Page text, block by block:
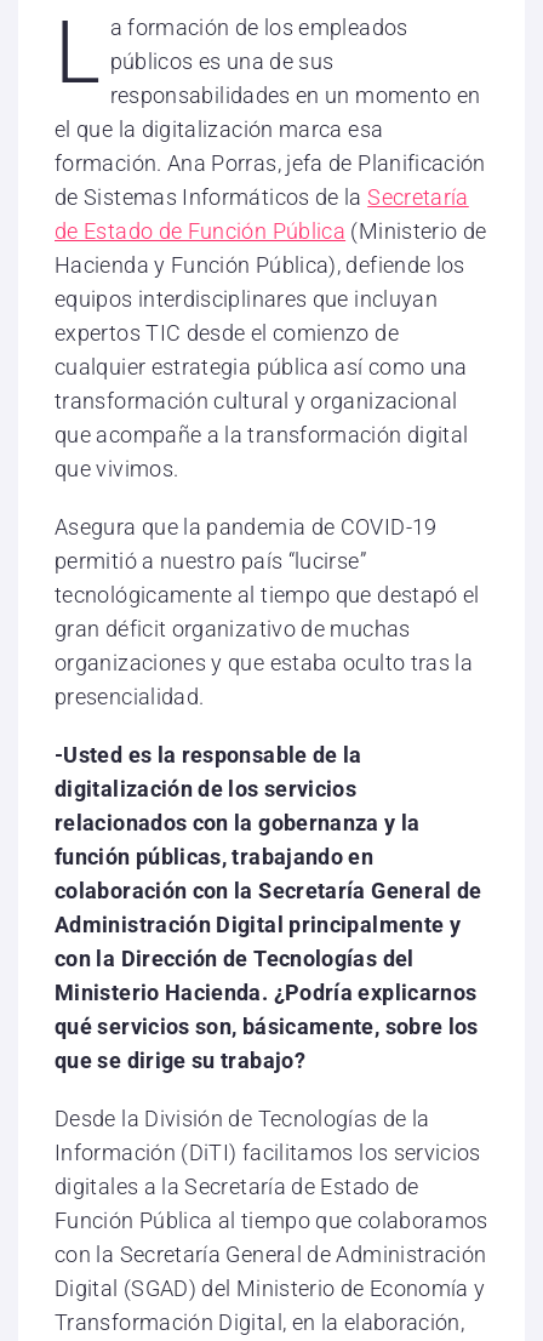
L a formación de los empleados
públicos es una de sus
responsabilidades en un momento en
el que la digitalización marca esa
formación. Ana Porras, jefa de Planificación
de Sistemas Informáticos de laSecretaría
de Estado de Función Pública (Ministerio de
Hacienda y Función Pública), defiende los
equipos interdisciplinares que incluyan
expertos TIC desde el comienzo de
cualquier estrategia pública así como una
transformación cultural y organizacional
que acompañe a la transformación digital
que vivimos.
Asegura que la pandemia de COVID-19
permitió a nuestro país “lucirse”
tecnológicamente al tiempo que destapó el
gran déficit organizativo de muchas
organizaciones y que estaba oculto tras la
presencialidad.
-Usted es la responsable de la
digitalización de los servicios
relacionados con la gobernanza y la
función públicas, trabajando en
colaboración con la Secretaría General de
Administración Digital principalmente y
con la Dirección de Tecnologías del
Ministerio Hacienda. ¿Podría explicarnos
qué servicios son, básicamente, sobre los
que se dirige su trabajo?
Desde la División de Tecnologías de la
Información (DiTI) facilitamos los servicios
digitales a la Secretaría de Estado de
Función Pública al tiempo que colaboramos
con la Secretaría General de Administración
Digital (SGAD) del Ministerio de Economía y
Transformación Digital, en la elaboración,